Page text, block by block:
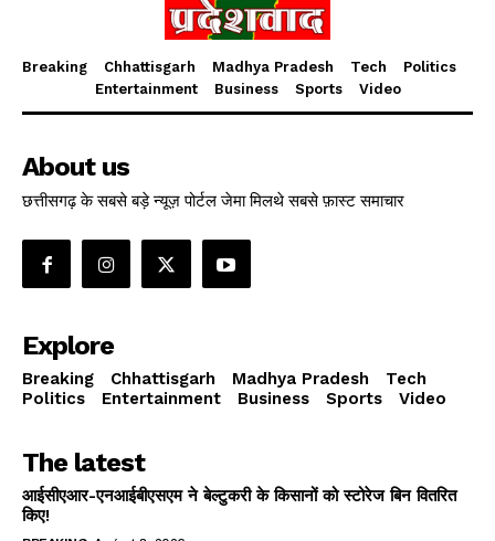
Breaking Chhattisgarh Madhya Pradesh Tech
Politics
Entertainment
Business Sports Video
About us
छत्तीसगढ़ के सबसे बड़े न्यूज़ पोर्टल जेमा मिलथे सबसे फ़ास्ट समाचार
Explore
Breaking Chhattisgarh Madhya Pradesh
Tech
Politics
Entertainment Business Sports Video
The latest
आईसीएआर-एनआईबीएसएम ने बेल्टुकरी के किसानों को स्टोरेज बिन वितरित
किए!